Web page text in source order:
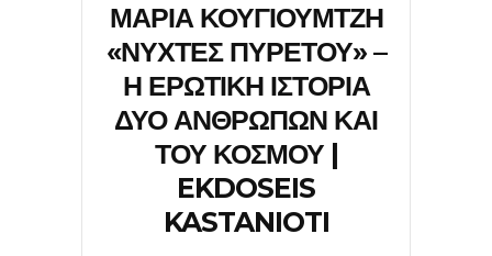
ΜΑΡΙΑ ΚΟΥΓΙΟΥΜΤΖΗ
«ΝΥΧΤΕΣ ΠΥΡΕΤΟΥ» –
Η ΕΡΩΤΙΚΗ ΙΣΤΟΡΙΑ
ΔΥΟ ΑΝΘΡΩΠΩΝ ΚΑΙ
ΤΟΥ ΚΟΣΜΟΥ |
EKDOSEIS
KASTANIOTI